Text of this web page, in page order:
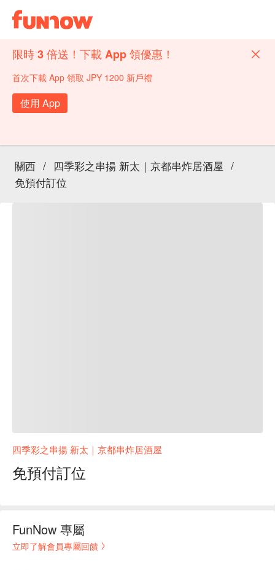
限時 3 倍送！下載 App 領優惠！
首次下載 App 領取 JPY 1200 新戶禮
使用 App
關西 / 四季彩之串揚 新太｜京都串炸居酒屋 /
免預付訂位
四季彩之串揚 新太｜京都串炸居酒屋
免預付訂位
FunNow 專屬
立即了解會員專屬回饋